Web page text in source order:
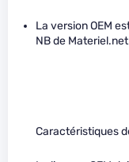
La version OEM
NB de Materiel.net
Caractéristiques